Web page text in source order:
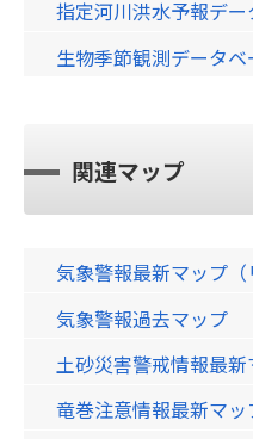
指定河川洪水予報デー
生物季節観測データベ
関連マップ
気象警報最新マップ（
気象警報過去マップ
土砂災害警戒情報最新
竜巻注意情報最新マッ